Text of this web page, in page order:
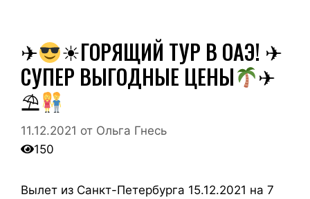
✈
☀ГОРЯЩИЙ ТУР В ОАЭ! ✈
СУПЕР ВЫГОДНЫЕ ЦЕНЫ
✈
⛱
11.12.2021 от Ольга Гнесь
150
Вылет из Санкт-Петербурга 15.12.2021 на 7